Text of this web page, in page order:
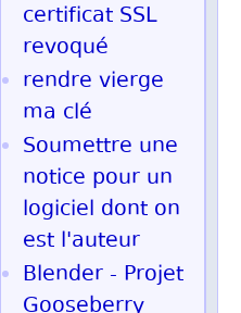
certificat SSL
revoqué
rendre vierge
ma clé
Soumettre une
notice pour un
logiciel dont on
est l'auteur
Blender - Projet